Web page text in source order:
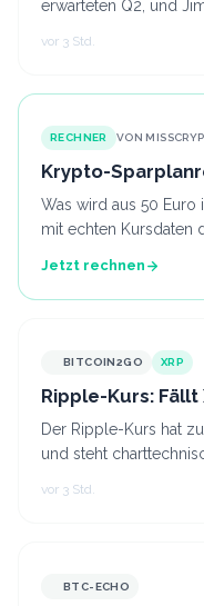
erwarteten Q2, und
vor 3 Std.
RECHNER VON
Krypto-
Was wird aus 50 Euro
mit echten Kursdaten
Jetzt rechnen
BITCOIN2GO XRP
Ripple-Kurs: Fällt
Der Ripple-Kurs hat
und steht
vor 3 Std.
BTC-ECHO